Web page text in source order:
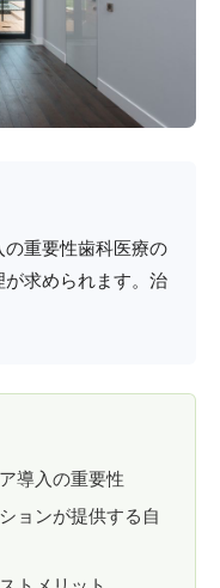
重要性歯科医療の
求められます。治
導入の重要性
ョンが提供する自